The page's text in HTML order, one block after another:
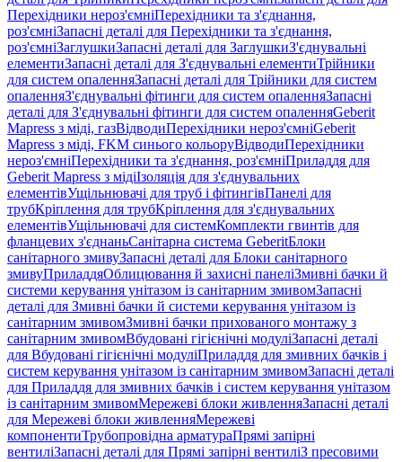
Перехідники нероз'ємніПерехідники та з'єднання,
роз'ємніЗапасні деталі для Перехідники та з'єднання,
роз'ємніЗаглушкиЗапасні деталі для ЗаглушкиЗ'єднувальні
елементиЗапасні деталі для З'єднувальні елементиТрійники
для систем опаленняЗапасні деталі для Трійники для систем
опаленняЗ'єднувальні фітинги для систем опаленняЗапасні
деталі для З'єднувальні фітинги для систем опаленняGeberit
Mapress з міді, газВідводиПерехідники нероз'ємніGeberit
Mapress з міді, FKM синього кольоруВідводиПерехідники
нероз'ємніПерехідники та з'єднання, роз'ємніПриладдя для
Geberit Mapress з мідіІзоляція для з'єднувальних
елементівУщільнювачі для труб і фітингівПанелі для
трубКріплення для трубКріплення для з'єднувальних
елементівУщільнювачі для системКомплекти гвинтів для
фланцевих з'єднаньСанітарна система GeberitБлоки
санітарного змивуЗапасні деталі для Блоки санітарного
змивуПриладдяОблицювання й захисні панеліЗмивні бачки й
системи керування унітазом із санітарним змивомЗапасні
деталі для Змивні бачки й системи керування унітазом із
санітарним змивомЗмивні бачки прихованого монтажу з
санітарним змивомВбудовані гігієнічні модуліЗапасні деталі
для Вбудовані гігієнічні модуліПриладдя для змивних бачків і
систем керування унітазом із санітарним змивомЗапасні деталі
для Приладдя для змивних бачків і систем керування унітазом
із санітарним змивомМережеві блоки живленняЗапасні деталі
для Мережеві блоки живленняМережеві
компонентиТрубопровідна арматураПрямі запірні
вентиліЗапасні деталі для Прямі запірні вентиліЗ пресовими